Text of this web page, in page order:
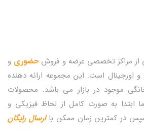
از مراکز تخصصی عرضه و فروشحضوری و
اورجینال است. این مجموعه ارائه دهنده
موجود در بازار می باشد. محصولات
ابتدا به صورت کامل از لحاظ فیزیکی و
در کمترین زمان ممکن با ارسال رایگان